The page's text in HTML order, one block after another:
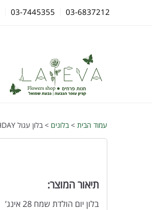
03-6837212
03-7445355
עמוד הבית >בלונים > בלון עגול HAPPY BIRTHDAY
תיאור המוצר:
בלון יום הולדת שמח 28 אינג’